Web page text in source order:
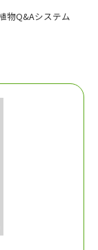
物Q&Aシステム